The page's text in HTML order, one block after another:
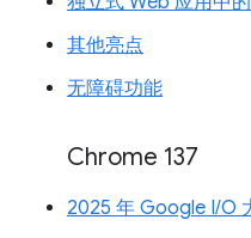
其他亮点
无障碍功能
Chrome 137
2025 年 Google I/O